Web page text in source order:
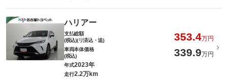
ハリアー
支払総額
(税込)(リ済込・追)
353.4万円
車両本体価格
(税込)
339.9万円
年式2023年
走行2.2万km